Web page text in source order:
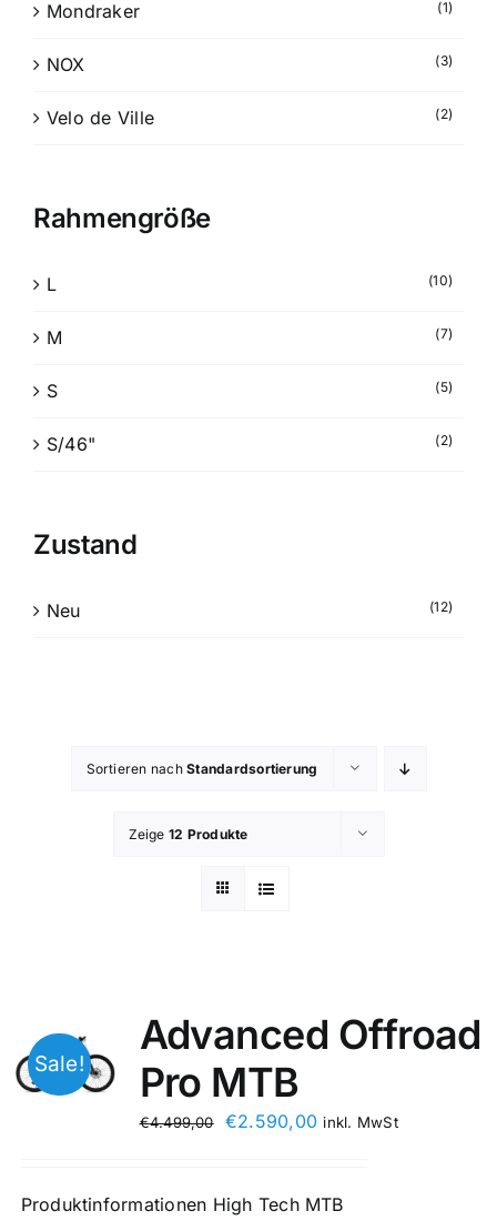
Mondraker (1)
NOX (3)
Velo de Ville (2)
Rahmengröße
L (10)
M (7)
S (5)
S/46" (2)
Zustand
Neu (12)
Sortieren nachStandardsortierung
Zeige 12 Produkte
Sale!
Advanced Offroad
Pro MTB
€4.499,00 €2.590,00 inkl. MwSt
Produktinformationen High Tech MTB